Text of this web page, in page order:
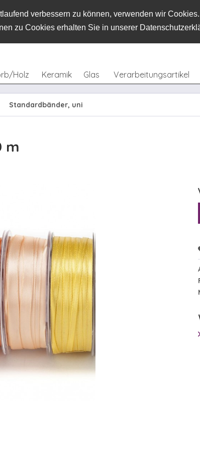
verbessern zu können, verwenden wir
zu Cookies erhalten Sie in unserer
Holz Keramik Glas Verarbeitungsartikel
Standardbänder, uni
m